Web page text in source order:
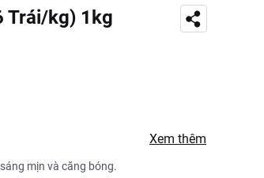
Trái/kg) 1kg
Xem thêm
mịn và căng bóng.